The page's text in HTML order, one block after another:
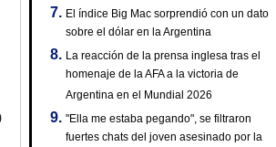
El índice Big Mac sorprendió con un dato
sobre el dólar en la Argentina
La reacción de la prensa inglesa tras el
homenaje de la AFA a la victoria de
Argentina en el Mundial 2026
"Ella me estaba pegando", se filtraron
fuertes chats del joven asesinado por la